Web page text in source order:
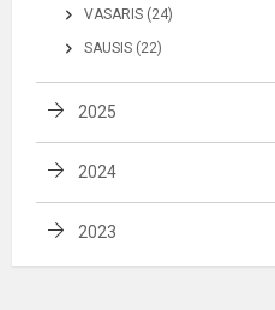
VASARIS (24)
SAUSIS (22)
2025
2024
2023